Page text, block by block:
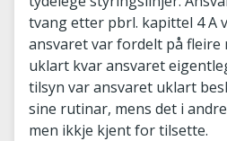
tvang etter pbrl. kapittel 4 A
ansvaret var fordelt på
uklart kvar ansvaret
tilsyn var ansvaret uklart
sine rutinar, mens det i
men ikkje kjent for tilsette.